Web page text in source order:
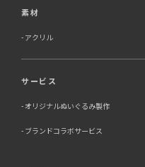
素材
アクリル
サービス
オリジナルぬいぐるみ製作
ブランドコラボサービス